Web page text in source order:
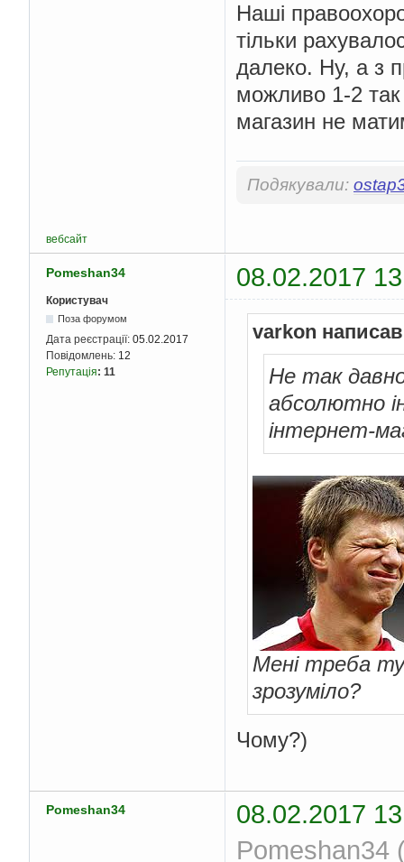
Наші
тільки
далеко. Ну, а з
можливо 1-2
магазин не
Подякували:
вебсайт
Pomeshan34 08.02.2017
Користувач
Поза форумом
Дата реєстрації: 05.02.2017
Повідомлень: 12
Репутація: 11
varkon
Не так
абсолютно
інтернет-
Мені треба
зрозуміло?
Чому?)
Pomeshan34
08.02.2017
Pomeshan34